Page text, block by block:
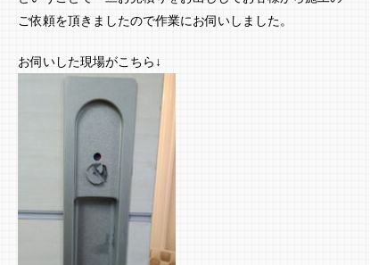
ご依頼を頂きましたので作業にお伺いしました。
お伺いした現場がこちら↓